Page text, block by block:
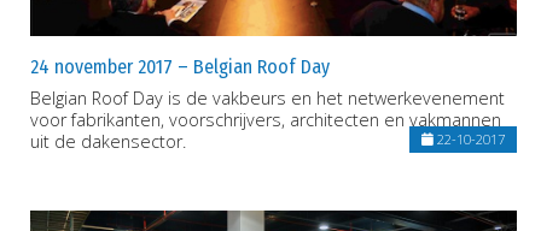
24 november 2017 – Belgian Roof Day
Belgian Roof Day is de vakbeurs en het netwerkevenement
voor fabrikanten, voorschrijvers, architecten en vakmannen
uit de dakensector.
22-10-2017